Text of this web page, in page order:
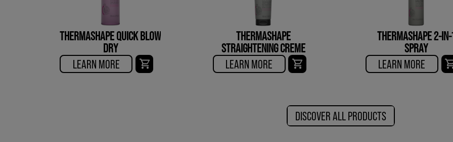
THERMASHAPE QUICK BLOW
DRY
LEARN MORE
THERMASHAPE
STRAIGHTENING CREME
LEARN MORE
THERMASHAPE 2-
SPRAY
LEARN MORE
DISCOVER ALL PRODUCTS